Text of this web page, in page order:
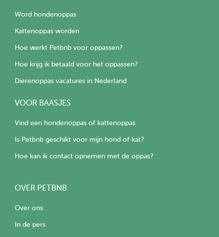
Word hondenoppas
Kattenoppas worden
Hoe werkt Petbnb voor oppassen?
Hoe krijg ik betaald voor het oppassen?
Dierenoppas vacatures in Nederland
VOOR BAASJES
Vind een hondenoppas of kattenoppas
Is Petbnb geschikt voor mijn hond of kat?
Hoe kan ik contact opnemen met de oppas?
OVER PETBNB
Over ons
In de pers